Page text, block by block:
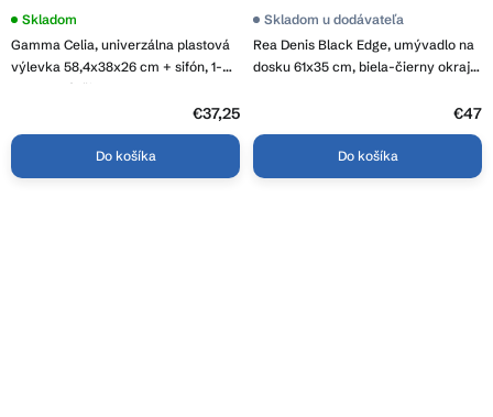
Gamma Celia, univerzálna plastová
výlevka 58,4x38x26 cm + sifón, 1-
komorová, čierna, GMA-KGC60-BK
Skladom
€37,25
Do košíka
Rea Denis Black Edge, umývadlo na
dosku 61x35 cm, biela-čierny okraj,
Skladom u dodávateľa
€47
Do košíka